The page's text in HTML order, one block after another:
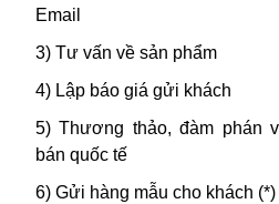
Email
3) Tư vấn về sản phẩm
4) Lập báo giá gửi khách
5) Thương thảo, đàm phán
bán quốc tế
6) Gửi hàng mẫu cho khách (*)